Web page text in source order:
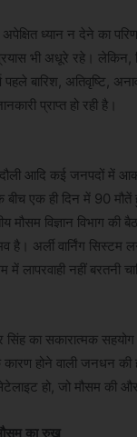
ध्यान न देने का
भी अधूरे रहे। लेकिन,
बारिश, अतिवृष्टि,
प्राप्त हो रही है।
आदि कई जनपदों में
बीच एक ही दिन में 90
विज्ञान विभाग
है। अर्ली वार्निंग
नहीं बरतनी
का सकारात्मक
होने वाली जनधन
हो, जो मौसम की
मौसम का रुख